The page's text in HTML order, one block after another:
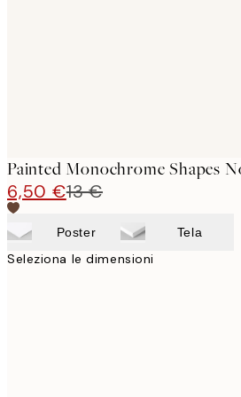
Painted Monochrome Shapes
6,50 €13 €
Poster Tela
Seleziona le dimensioni